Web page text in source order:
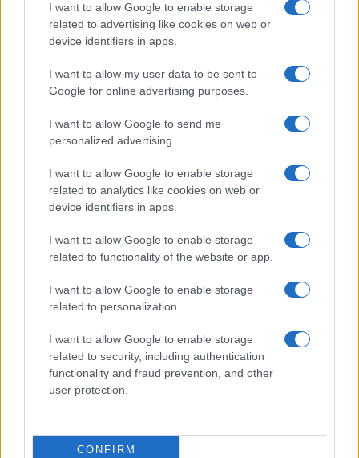
I want to allow Google to enable storage
related to advertising like cookies on web or
device identifiers in apps.
I want to allow my user data to be sent to
Google for online advertising purposes.
I want to allow Google to send me
personalized advertising.
I want to allow Google to enable storage
related to analytics like cookies on web or
device identifiers in apps.
I want to allow Google to enable storage
related to functionality of the website or app.
I want to allow Google to enable storage
related to personalization.
I want to allow Google to enable storage
related to security, including authentication
functionality and fraud prevention, and other
user protection.
CONFIRM
Condividi l'articolo
F
a
ce
b
o
o
k
T
w
it
te
r
Pi
n
te
re
st
W
h
at
s
A
p
p
S
h
a
Articolo precedente
Prossimo articolo
NOTIZIE RECENTI
Sangue, musica e solidarietà con Avis Olbia al
Delta Center
Meteo Olbia 9 agosto, temperature in calo